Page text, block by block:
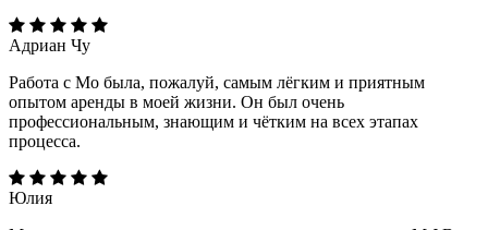
Адриан Чу
Работа с Мо была, пожалуй, самым лёгким и приятным
опытом аренды в моей жизни. Он был очень
профессиональным, знающим и чётким на всех этапах
процесса.
Юлия